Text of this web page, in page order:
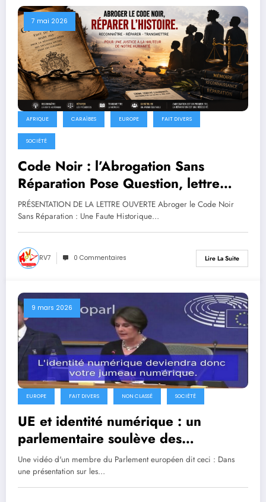
7 mai 2026
AFRIQUE CARAÏBES EUROPE FAIT DIVERS
SOCIÉTÉ
Code Noir : l’Abrogation Sans
Réparation Pose Question, lettre
ouverte au Député Max Mathiasin
PRÉSENTATION DE LA LETTRE OUVERTE Abroger le Code Noir
Sans Réparation : Une Faute Historique…
RV7 0 Commentaires Lire La Suite
9 mars 2026
EUROPE FAIT DIVERS NON CLASSÉ SOCIÉTÉ
UE et identité numérique : un
parlementaire soulève des
interrogations juridiques
Une vidéo d'un membre du Parlement européen dit ceci : Dans
une présentation sur les…